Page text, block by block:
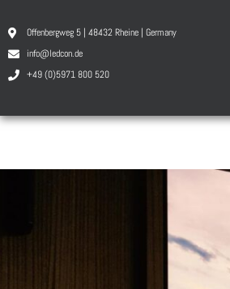
Offenbergweg 5 | 48432 Rheine | Germany
info@ledcon.de
+49 (0)5971 800 520